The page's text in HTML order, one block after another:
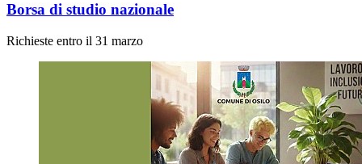
Borsa di studio nazionale
Richieste entro il 31 marzo